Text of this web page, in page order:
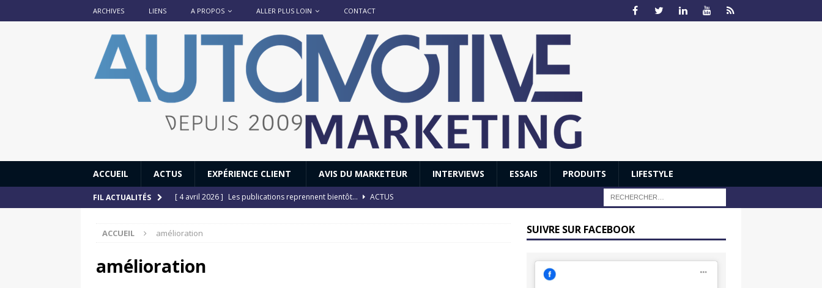
ARCHIVES LIENS A PROPOS ALLER PLUS LOIN CONTACT
ACCUEIL ACTUS EXPÉRIENCE CLIENT AVIS DU MARKETEUR INTERVIEWS ESSAIS PRODUITS LIFESTYLE
FIL ACTUALITÉS [ 4 avril 2026 ] Les publications reprennent bientôt…
ACTUS
[ 12 juillet 2025 ]
[ 6 juillet 2025 ]
ACCUEIL amélioration
amélioration
SUIVRE SUR FACEBOOK